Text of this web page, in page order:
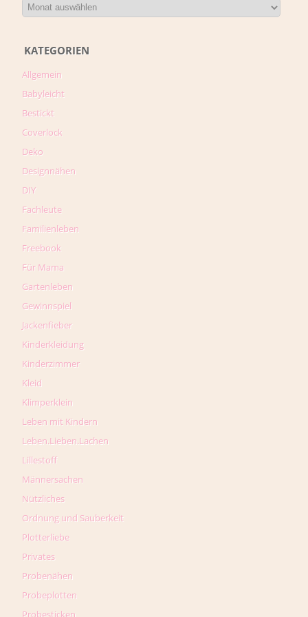
KATEGORIEN
Allgemein
Babyleicht
Bestickt
Coverlock
Deko
Designnähen
DIY
Fachleute
Familienleben
Freebook
Für Mama
Gartenleben
Gewinnspiel
Jackenfieber
Kinderkleidung
Kinderzimmer
Kleid
Klimperklein
Leben mit Kindern
Leben.Lieben.Lachen
Lillestoff
Männersachen
Nützliches
Ordnung und Sauberkeit
Plotterliebe
Privates
Probenähen
Probeplotten
Probesticken